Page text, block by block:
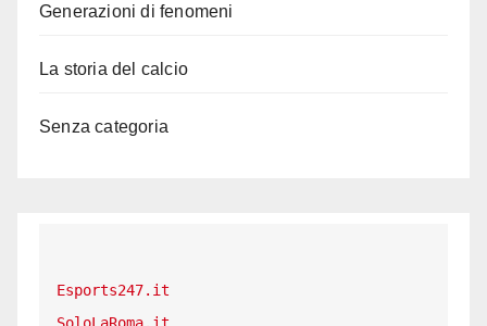
Generazioni di fenomeni
La storia del calcio
Senza categoria
Esports247.it
SoloLaRoma.it